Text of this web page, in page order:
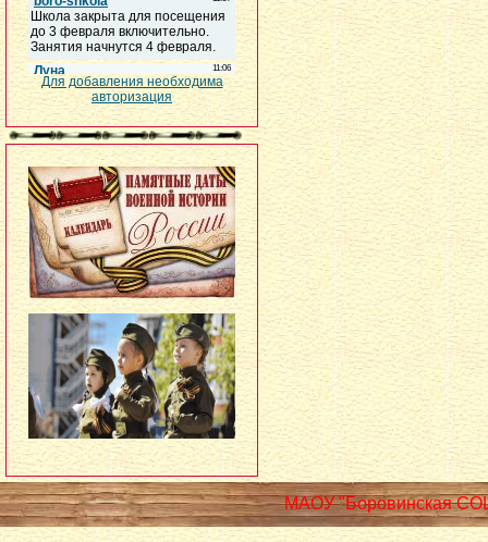
Для добавления необходима
авторизация
МАОУ "Боровинская